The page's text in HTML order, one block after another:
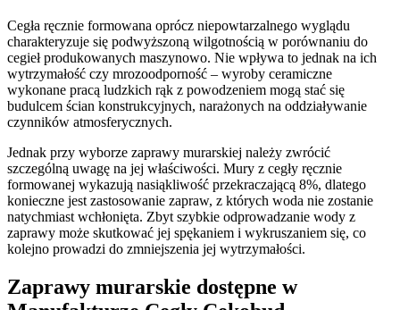
Cegła ręcznie formowana oprócz niepowtarzalnego wyglądu
charakteryzuje się podwyższoną wilgotnością w porównaniu do
cegieł produkowanych maszynowo. Nie wpływa to jednak na ich
wytrzymałość czy mrozoodporność – wyroby ceramiczne
wykonane pracą ludzkich rąk z powodzeniem mogą stać się
budulcem ścian konstrukcyjnych, narażonych na oddziaływanie
czynników atmosferycznych.
Jednak przy wyborze zaprawy murarskiej należy zwrócić
szczególną uwagę na jej właściwości. Mury z cegły ręcznie
formowanej wykazują nasiąkliwość przekraczającą 8%, dlatego
konieczne jest zastosowanie zapraw, z których woda nie zostanie
natychmiast wchłonięta. Zbyt szybkie odprowadzanie wody z
zaprawy może skutkować jej spękaniem i wykruszaniem się, co
kolejno prowadzi do zmniejszenia jej wytrzymałości.
Zaprawy murarskie dostępne w